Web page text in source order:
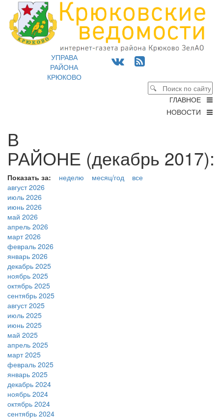
УПРАВА
РАЙОНА
КРЮКОВО
ГЛАВНОЕ
НОВОСТИ
В
РАЙОНЕ (декабрь 2017):
Показать за: неделю месяц/год
все
август 2026
июль 2026
июнь 2026
май 2026
апрель 2026
март 2026
февраль 2026
январь 2026
декабрь 2025
ноябрь 2025
октябрь 2025
сентябрь 2025
август 2025
июль 2025
июнь 2025
май 2025
апрель 2025
март 2025
февраль 2025
январь 2025
декабрь 2024
ноябрь 2024
октябрь 2024
сентябрь 2024